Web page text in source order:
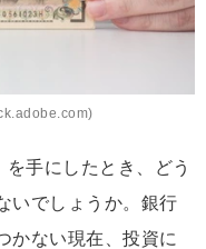
手にしたとき、どう
いでしょうか。銀行
かない現在、投資に